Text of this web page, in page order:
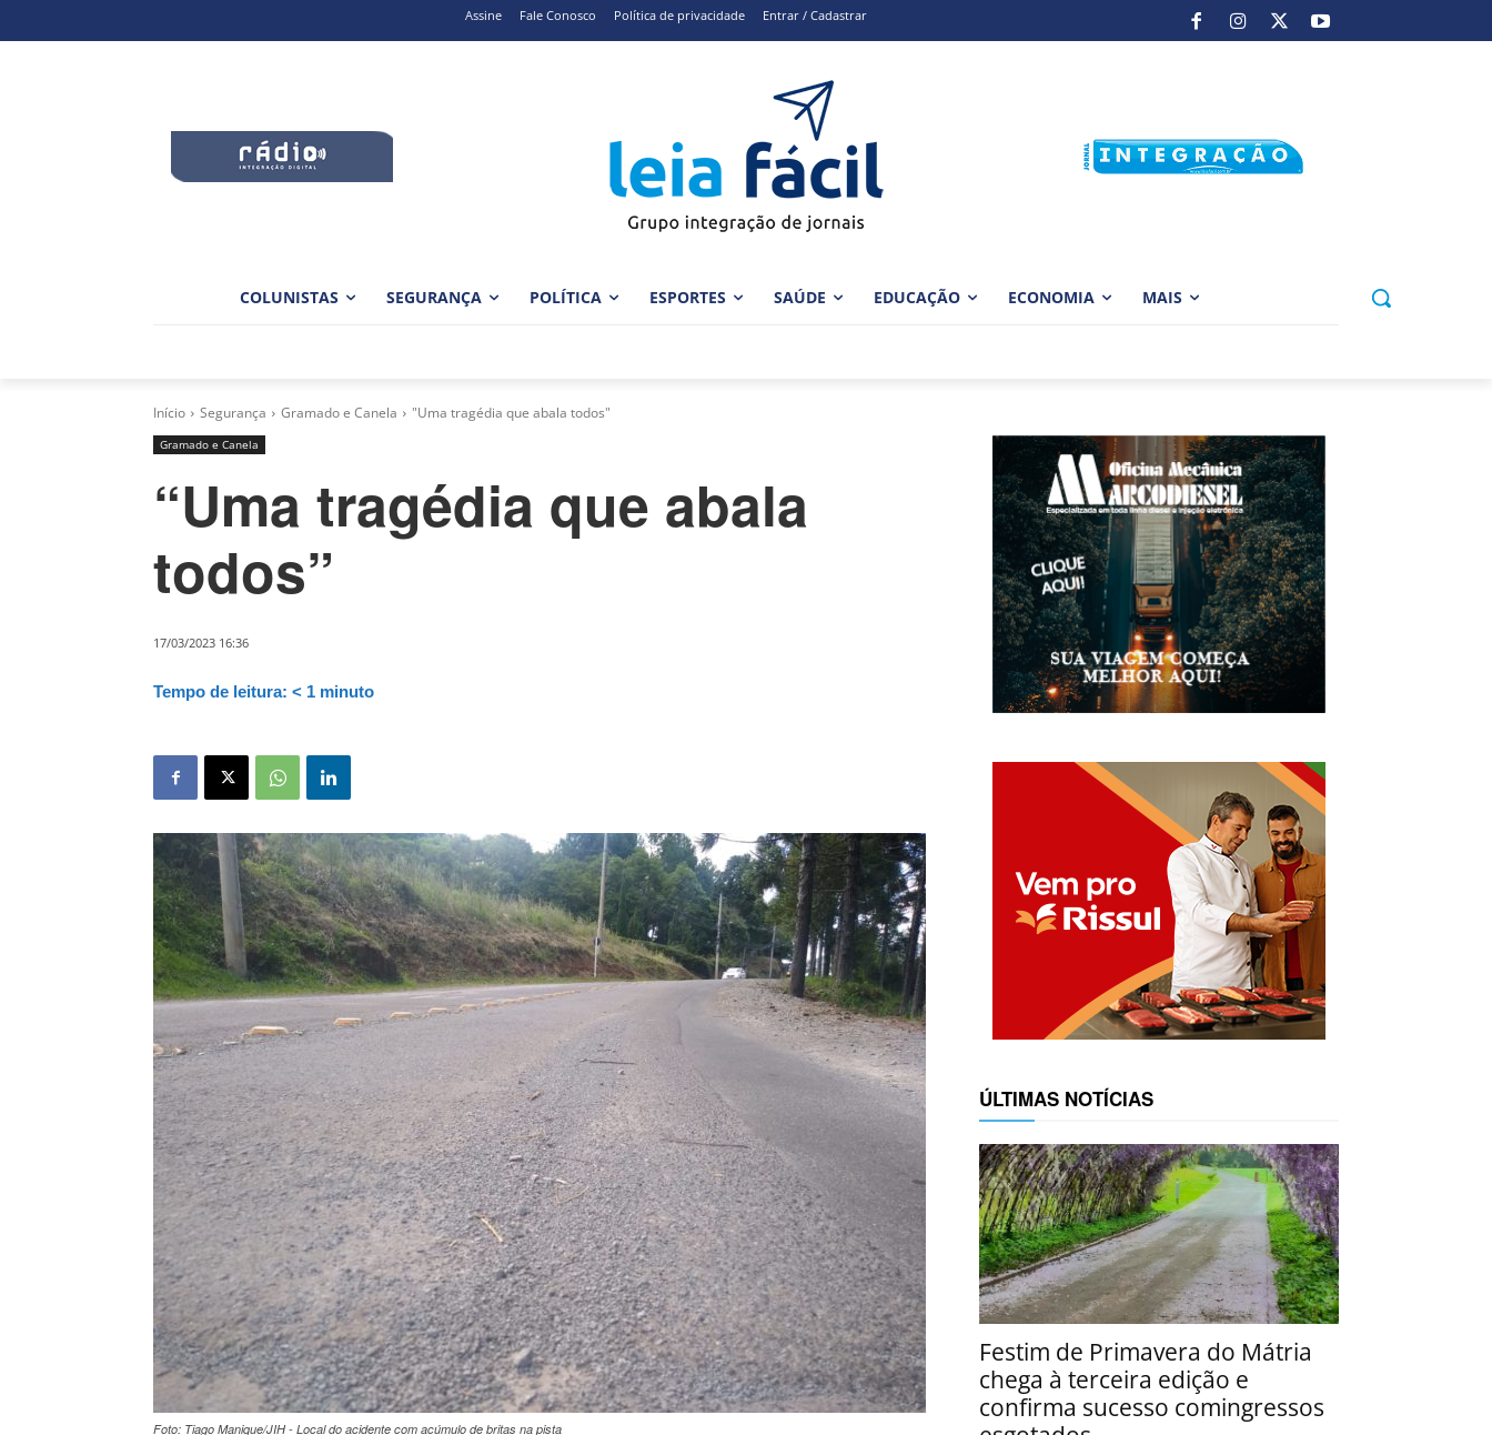
Assine Fale Conosco Política de privacidade Entrar / Cadastrar
COLUNISTAS SEGURANÇA POLÍTICA ESPORTES SAÚDE EDUCAÇÃO ECONOMIA MAIS
Início Segurança Gramado e Canela "Uma tragédia que abala todos"
Gramado e Canela
“Uma tragédia que abala
todos”
17/03/2023 16:36
Tempo de leitura: < 1 minuto
Foto: Tiago Manique/JIH - Local do acidente com acúmulo de britas na pista
ÚLTIMAS NOTÍCIAS
Festim de Primavera do Mátria
chega à terceira edição e
confirma sucesso comingressos